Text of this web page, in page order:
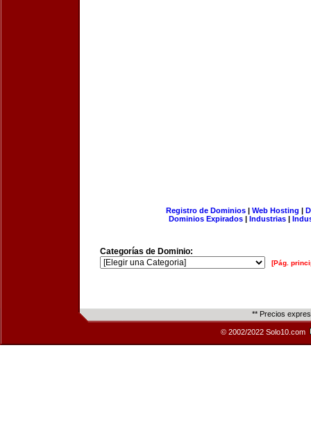
Registro de Dominios| Web Hosting |
Dominios Expirados | Industrias |
Categorías de Dominio:
[Pág.
** Precios
© 2002/2022 Solo10.com